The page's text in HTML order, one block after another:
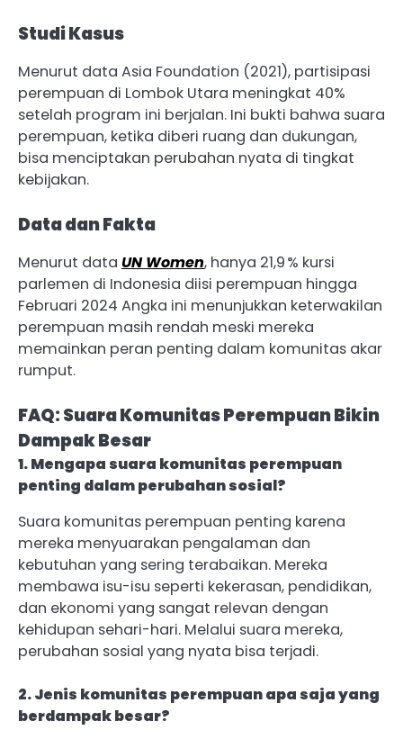
Studi Kasus
Menurut data Asia Foundation (2021), partisipasi
perempuan di Lombok Utara meningkat 40%
setelah program ini berjalan. Ini bukti bahwa suara
perempuan, ketika diberi ruang dan dukungan,
bisa menciptakan perubahan nyata di tingkat
kebijakan.
Data dan Fakta
Menurut data UN Women, hanya 21,9 % kursi
parlemen di Indonesia diisi perempuan hingga
Februari 2024 Angka ini menunjukkan keterwakilan
perempuan masih rendah meski mereka
memainkan peran penting dalam komunitas akar
rumput.
FAQ: Suara Komunitas Perempuan Bikin
Dampak Besar
1. Mengapa suara komunitas perempuan
penting dalam perubahan sosial?
Suara komunitas perempuan penting karena
mereka menyuarakan pengalaman dan
kebutuhan yang sering terabaikan. Mereka
membawa isu-isu seperti kekerasan, pendidikan,
dan ekonomi yang sangat relevan dengan
kehidupan sehari-hari. Melalui suara mereka,
perubahan sosial yang nyata bisa terjadi.
2. Jenis komunitas perempuan apa saja yang
berdampak besar?